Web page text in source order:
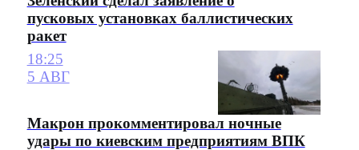
пусковых установках баллистических
ракет
18:25
5 АВГ
Макрон прокомментировал ночные
удары по киевским предприятиям ВПК